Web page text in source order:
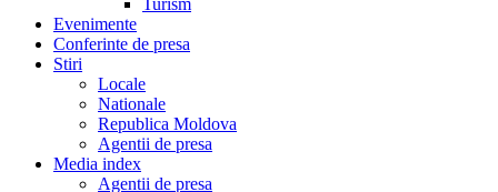
Turism
Evenimente
Conferinte de presa
Stiri
Locale
Nationale
Republica Moldova
Agentii de presa
Media index
Agentii de presa